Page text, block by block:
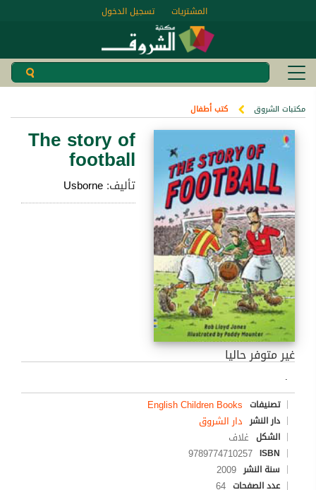
تسجيل الدخول المشتريات
مكتبات الشروق كتب أطفال
The story of
football
تأليف:Usborne
غير متوفر حاليا
.
تصنيفات English Children Books
دار النشر دار الشروق
الشكل غلاف
ISBN
9789774710257
سنة النشر 2009
عدد الصفحات 64